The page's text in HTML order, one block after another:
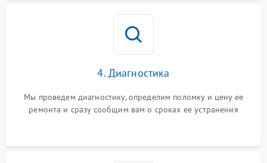
4. Диагностика
Мы проведем диагностику, определим поломку и цену ее
ремонта и сразу сообщим вам о сроках ее устранения